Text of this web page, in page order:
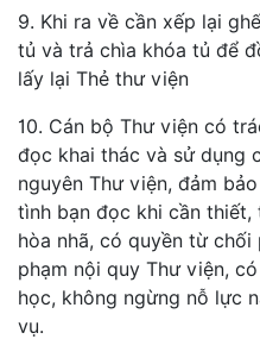
9. Khi ra về cần xếp lại
tủ và trả chìa khóa tủ để
lấy lại Thẻ thư viện
10. Cán bộ Thư viện có
đọc khai thác và sử dụng
nguyên Thư viện, đảm
tình bạn đọc khi cần thiết,
hòa nhã, có quyền từ
phạm nội quy Thư viện,
học, không ngừng nỗ lực
vụ.